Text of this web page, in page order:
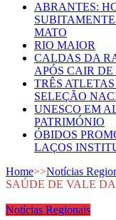
ABRANTES:
MATO
RIO MAIOR
CALDAS DA
APÓS CAIR
TRÊS
SELEÇÃO
UNESCO EM
PATRIMÓNIO
ÓBIDOS
LAÇOS
Home>>Notícias
SAÚDE DE VALE
Notícias Regionais